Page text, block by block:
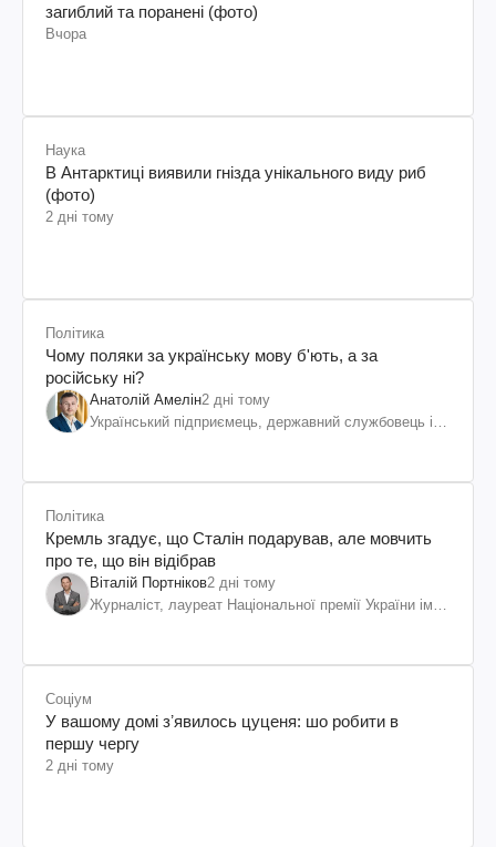
загиблий та поранені (фото)
Вчора
Наука
В Антарктиці виявили гнізда унікального виду риб
(фото)
2 дні тому
Політика
Чому поляки за українську мову б'ють, а за
російську ні?
Анатолій Амелін2 дні тому
Український підприємець, державний службовець і
Політика
Кремль згадує, що Сталін подарував, але мовчить
про те, що він відібрав
Віталій Портніков2 дні тому
Журналіст, лауреат Національної премії України ім.
Соціум
У вашому домі зʼявилось цуценя: шо робити в
першу чергу
2 дні тому